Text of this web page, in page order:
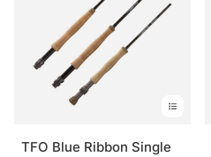
TFO Blue Ribbon Single